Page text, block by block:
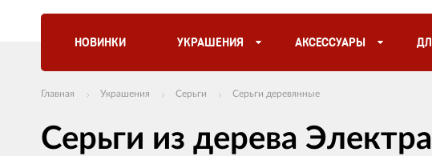
НОВИНКИ УКРАШЕНИЯ АКСЕССУАРЫ
Главная Украшения Серьги Серьги деревянные
Серьги из дерева